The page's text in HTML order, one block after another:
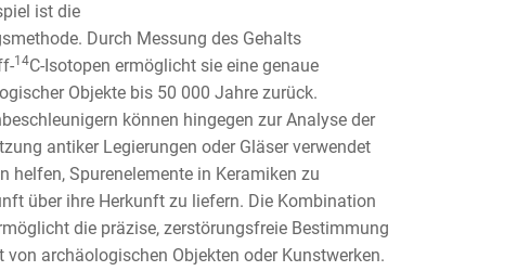
ist die
Durch Messung des Gehalts
14C-Isotopen ermöglicht sie eine genaue
Objekte bis 50 000 Jahre zurück.
können hingegen zur Analyse der
antiker Legierungen oder Gläser verwendet
helfen, Spurenelemente in Keramiken zu
über ihre Herkunft zu liefern. Die Kombination
die präzise, zerstörungsfreie Bestimmung
von archäologischen Objekten oder Kunstwerken.